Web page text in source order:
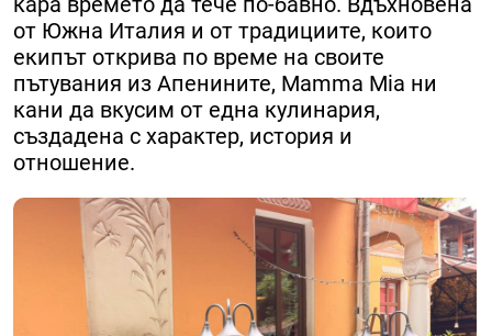
от Южна Италия и от традициите, които
екипът открива по време на своите
пътувания из Апенините, Mamma Mia ни
кани да вкусим от една кулинария,
създадена с характер, история и
отношение.